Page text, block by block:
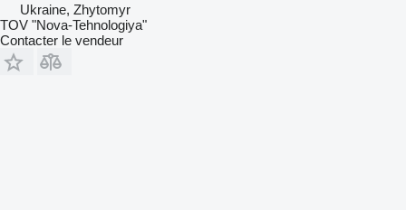
Ukraine, Zhytomyr
TOV "Nova-Tehnologiya"
Contacter le vendeur